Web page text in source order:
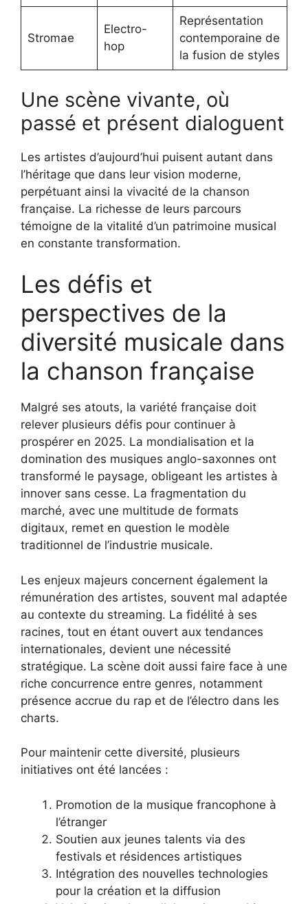
Stromae
Electro-
hop
Représentation
contemporaine de
la fusion de styles
Une scène vivante, où
passé et présent dialoguent
Les artistes d’aujourd’hui puisent autant dans
l’héritage que dans leur vision moderne,
perpétuant ainsi la vivacité de la chanson
française. La richesse de leurs parcours
témoigne de la vitalité d’un patrimoine musical
en constante transformation.
Les défis et
perspectives de la
diversité musicale dans
la chanson française
Malgré ses atouts, la variété française doit
relever plusieurs défis pour continuer à
prospérer en 2025. La mondialisation et la
domination des musiques anglo-saxonnes ont
transformé le paysage, obligeant les artistes à
innover sans cesse. La fragmentation du
marché, avec une multitude de formats
digitaux, remet en question le modèle
traditionnel de l’industrie musicale.
Les enjeux majeurs concernent également la
rémunération des artistes, souvent mal adaptée
au contexte du streaming. La fidélité à ses
racines, tout en étant ouvert aux tendances
internationales, devient une nécessité
stratégique. La scène doit aussi faire face à une
riche concurrence entre genres, notamment
présence accrue du rap et de l’électro dans les
charts.
Pour maintenir cette diversité, plusieurs
initiatives ont été lancées :
Promotion de la musique francophone à
l’étranger
Soutien aux jeunes talents via des
festivals et résidences artistiques
Intégration des nouvelles technologies
pour la création et la diffusion